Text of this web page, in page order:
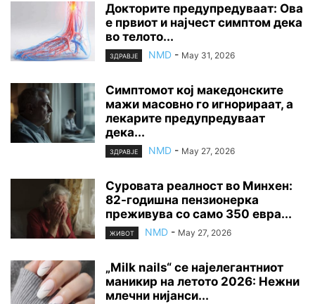
Докторите предупредуваат: Ова
е првиот и најчест симптом дека
во телото...
ЗДРАВЈЕ NMD - May 31, 2026
Симптомот кој македонските
мажи масовно го игнорираат, а
лекарите предупредуваат
дека...
ЗДРАВЈЕ NMD - May 27, 2026
Суровата реалност во Минхен:
82-годишна пензионерка
преживува со само 350 евра...
ЖИВОТ NMD - May 27, 2026
„Milk nails“ се најелегантниот
маникир на летото 2026: Нежни
млечни нијанси...